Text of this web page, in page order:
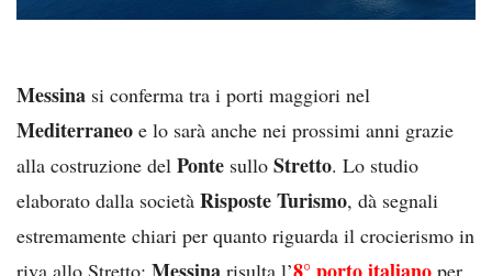
Messina si conferma tra i porti maggiori nel
Mediterraneo e lo sarà anche nei prossimi anni grazie
alla costruzione del Ponte sullo Stretto. Lo studio
elaborato dalla società Risposte Turismo, dà segnali
estremamente chiari per quanto riguarda il crocierismo in
riva allo Stretto:
risulta l’
per